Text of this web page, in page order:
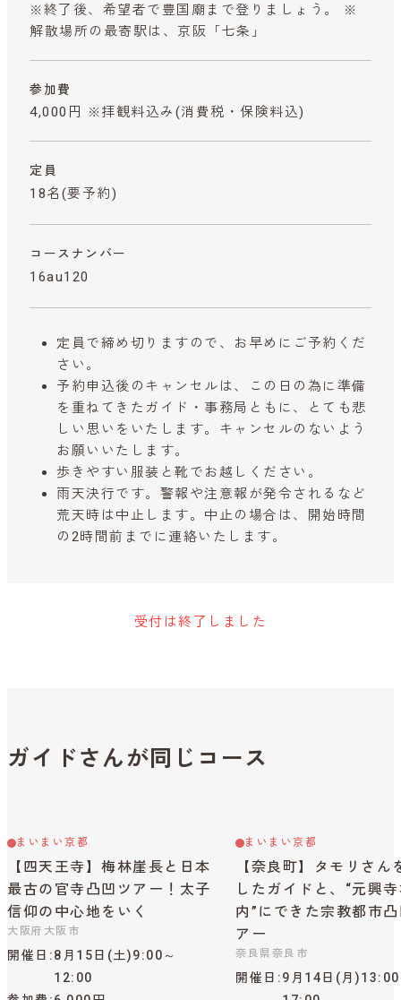
※終了後、希望者で豊国廟まで登りましょう。 ※
解散場所の最寄駅は、京阪「七条」
参加費
4,000円 ※拝観料込み (消費税・保険料込)
定員
18名(要予約)
コースナンバー
16au120
定員で締め切りますので、お早めにご予約くだ
さい。
予約申込後のキャンセルは、この日の為に準備
を重ねてきたガイド・事務局ともに、とても悲
しい思いをいたします。キャンセルのないよう
お願いいたします。
歩きやすい服装と靴でお越しください。
雨天決行です。警報や注意報が発令されるなど
荒天時は中止します。中止の場合は、開始時間
の2時間前までに連絡いたします。
受付は終了しました
ガイドさんが同じコース
まいまい京都
【四天王寺】梅林崖長と日本
最古の官寺凸凹ツアー！太子
信仰の中心地をいく
大阪府大阪市
開催日
8月15日(土)9:00～
12:00
まいまい京都
【奈良町】タモリさん
したガイドと、“元興
内”にできた宗教都市
アー
奈良県奈良市
開催日
9月14日(月